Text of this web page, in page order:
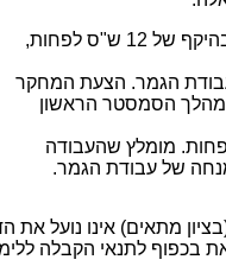
מילוי חובות שמיעה של קורסים בהיקף של 12 ש"ס לפחות,
הגמר. הצעת המחקר
הסמסטר הראשון
מומלץ שהעבודה
של עבודת הגמר.
מתאים) אינו נועל את
בכפוף לתנאי הקבלה